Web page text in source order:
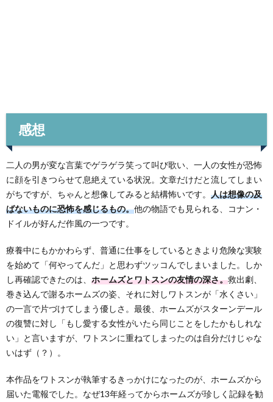
感想
二人の男が変な言葉でゲラゲラ笑って叫び歌い、一人の女性が恐怖
に顔を引きつらせて息絶えている状況。文章だけだと流してしまい
がちですが、ちゃんと想像してみると結構怖いです。 人は想像の及
ばないものに恐怖を感じるもの。他の物語でも見られる、コナン・
ドイルが好んだ作風の一つです。
療養中にもかかわらず、普通に仕事をしているときより危険な実験
を始めて「何やってんだ」と思わずツッコんでしまいました。しか
し再確認できたのは、 ホームズとワトスンの友情の深さ。救出劇、
巻き込んで謝るホームズの姿、それに対しワトスンが「水くさい」
の一言で片づけてしまう優しさ。最後、ホームズがスターンデール
の復讐に対し「もし愛する女性がいたら同じことをしたかもしれな
い」と言いますが、ワトスンに重ねてしまったのは自分だけじゃな
いはず（？）。
本作品をワトスンが執筆するきっかけになったのが、ホームズから
届いた電報でした。なぜ13年経ってからホームズが珍しく記録を勧